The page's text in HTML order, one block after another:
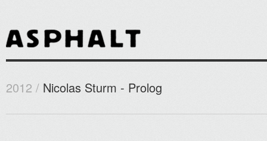
2012 / Nicolas Sturm - Prolog